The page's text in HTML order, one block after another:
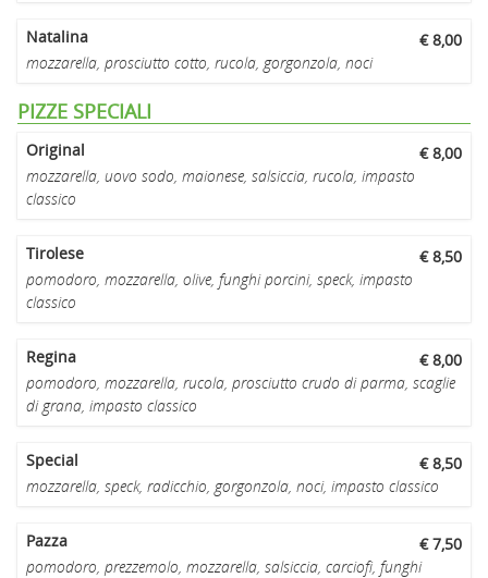
Natalina
€ 8,00
mozzarella, prosciutto cotto, rucola, gorgonzola, noci
PIZZE SPECIALI
Original
€ 8,00
mozzarella, uovo sodo, maionese, salsiccia, rucola, impasto
classico
Tirolese
€ 8,50
pomodoro, mozzarella, olive, funghi porcini, speck, impasto
classico
Regina
€ 8,00
pomodoro, mozzarella, rucola, prosciutto crudo di parma, scaglie
di grana, impasto classico
Special
€ 8,50
mozzarella, speck, radicchio, gorgonzola, noci, impasto classico
Pazza
€ 7,50
pomodoro, prezzemolo, mozzarella, salsiccia, carciofi, funghi